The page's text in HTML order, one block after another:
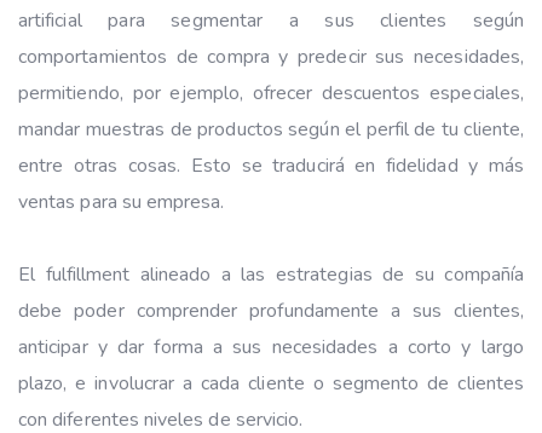
artificial para segmentar a sus clientes según
comportamientos de compra y predecir sus necesidades,
permitiendo, por ejemplo, ofrecer descuentos especiales,
mandar muestras de productos según el perfil de tu cliente,
entre otras cosas. Esto se traducirá en fidelidad y más
ventas para su empresa.
El fulfillment alineado a las estrategias de su compañía
debe poder comprender profundamente a sus clientes,
anticipar y dar forma a sus necesidades a corto y largo
plazo, e involucrar a cada cliente o segmento de clientes
con diferentes niveles de servicio.